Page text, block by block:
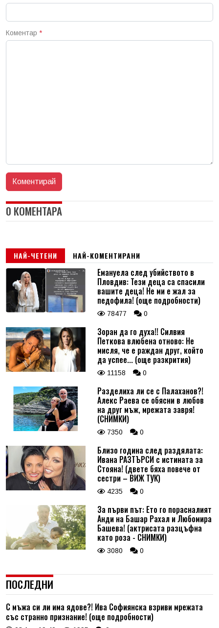
Коментар *
0 КОМЕНТАРА
НАЙ-ЧЕТЕНИ НАЙ-КОМЕНТИРАНИ
Емануела след убийството в
Пловдив: Тези деца са спасили
вашите деца! Не ми е жал за
педофила! (още подробности)
78477 0
Зоран да го духа!! Силвия
Петкова влюбена отново: Не
мисля, че е раждан друг, който
да успее... (още разкрития)
11158 0
Разделиха ли се с Палаханов?!
Алекс Раева се обясни в любов
на друг мъж, мрежата завря!
(СНИМКИ)
7350 0
Близо година след раздялата:
Ивана РАЗТЪРСИ с истината за
Стояна! (двете бяха повече от
сестри – ВИЖ ТУК)
4235 0
За първи път: Ето го порасналият
Анди на Башар Рахал и Любомира
Башева! (актрисата разцъфна
като роза - СНИМКИ)
3080 0
ПОСЛЕДНИ
С мъжа си ли има ядове?! Ива Софиянска взриви мрежата
със странно признание! (още подробности)